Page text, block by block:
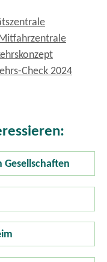
Check 2024